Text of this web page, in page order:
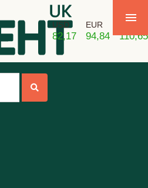
USD
82,17
EUR
94,84 110,65